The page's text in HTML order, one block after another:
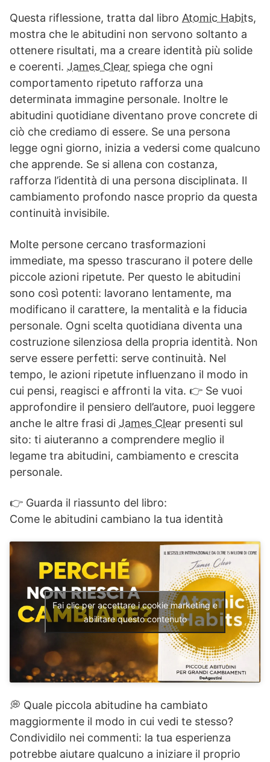
Questa riflessione, tratta dal libro Atomic Habits,
mostra che le abitudini non servono soltanto a
ottenere risultati, ma a creare identità più solide
e coerenti. James Clear spiega che ogni
comportamento ripetuto rafforza una
determinata immagine personale. Inoltre le
abitudini quotidiane diventano prove concrete di
ciò che crediamo di essere. Se una persona
legge ogni giorno, inizia a vedersi come qualcuno
che apprende. Se si allena con costanza,
rafforza l’identità di una persona disciplinata. Il
cambiamento profondo nasce proprio da questa
continuità invisibile.
Molte persone cercano trasformazioni
immediate, ma spesso trascurano il potere delle
piccole azioni ripetute. Per questo le abitudini
sono così potenti: lavorano lentamente, ma
modificano il carattere, la mentalità e la fiducia
personale. Ogni scelta quotidiana diventa una
costruzione silenziosa della propria identità. Non
serve essere perfetti: serve continuità. Nel
tempo, le azioni ripetute influenzano il modo in
cui pensi, reagisci e affronti la vita. 👉 Se vuoi
approfondire il pensiero dell’autore, puoi leggere
anche le altre frasi di James Clear presenti sul
sito: ti aiuteranno a comprendere meglio il
legame tra abitudini, cambiamento e crescita
personale.
👉 Guarda il riassunto del libro:
Come le abitudini cambiano la tua identità
Fai clic per accettare i cookie marketing e
abilitare questo contenuto
💭 Quale piccola abitudine ha cambiato
maggiormente il modo in cui vedi te stesso?
Condividilo nei commenti: la tua esperienza
potrebbe aiutare qualcuno a iniziare il proprio